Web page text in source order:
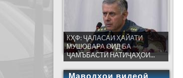
КҲФ: ҶАЛАСАИ ҲАЙАТИ
МУШОВАРА ОИД БА
ҶАМЪБАСТИ НАТИҶАҲОИ...